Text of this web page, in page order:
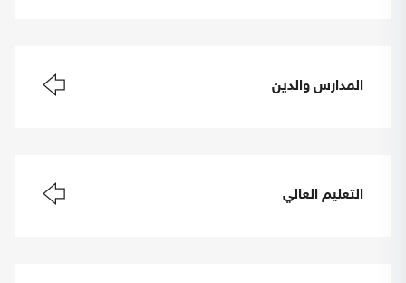
المدارس والدين
التعليم العالي